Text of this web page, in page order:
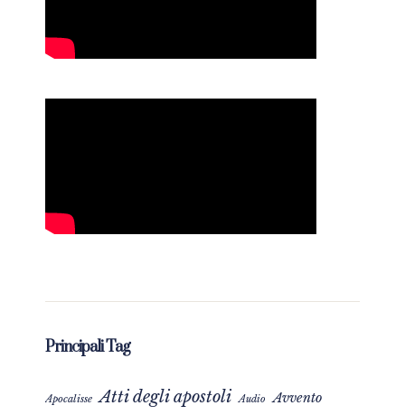
Principali Tag
Apocalisse Atti degli apostoli Audio Avvento